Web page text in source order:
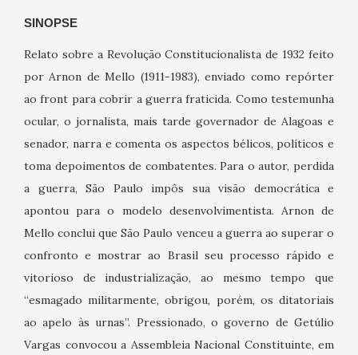
SINOPSE
Relato sobre a Revolução Constitucionalista de 1932 feito
por Arnon de Mello (1911-1983), enviado como repórter
ao front para cobrir a guerra fraticida. Como testemunha
ocular, o jornalista, mais tarde governador de Alagoas e
senador, narra e comenta os aspectos bélicos, políticos e
toma depoimentos de combatentes. Para o autor, perdida
a guerra, São Paulo impôs sua visão democrática e
apontou para o modelo desenvolvimentista. Arnon de
Mello conclui que São Paulo venceu a guerra ao superar o
confronto e mostrar ao Brasil seu processo rápido e
vitorioso de industrialização, ao mesmo tempo que
“esmagado militarmente, obrigou, porém, os ditatoriais
ao apelo às urnas”. Pressionado, o governo de Getúlio
Vargas convocou a Assembleia Nacional Constituinte, em